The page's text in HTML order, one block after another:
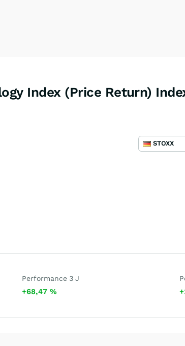
Index (Price Return)
STOXX
Performance 3 J
+68,47%